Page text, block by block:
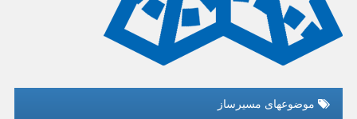
موضوعهای مسیرساز